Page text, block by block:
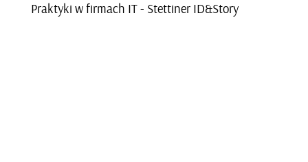
Prak­ty­ki w fir­mach IT - Stet­ti­ner ID&Story